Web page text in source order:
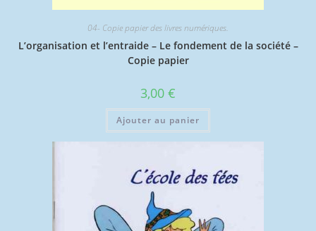
04- Copie papier des livres numériques.
L’organisation et l’entraide – Le fondement de la société –
Copie papier
3,00 €
Ajouter au panier